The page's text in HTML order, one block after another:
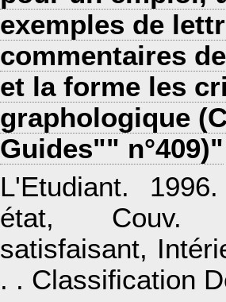
exemples de
commentaires
et la forme les
graphologique
Guides"" n°409)"‎
‎L'Etudiant.
état, Couv.
satisfaisant,
. . Classification